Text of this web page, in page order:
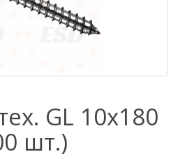
GL 10х180
шт.)